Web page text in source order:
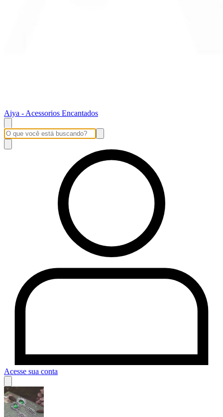
Aiya - Acessorios Encantados
Acesse sua conta